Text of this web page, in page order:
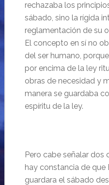
rechazaba los
sábado, sino la rígida
reglamentación de su
El concepto en sí no
del ser humano,
por encima de la ley
obras de necesidad y
manera se guardaba
espíritu de la ley.
Pero cabe señalar dos
hay constancia de que
guardara el sábado